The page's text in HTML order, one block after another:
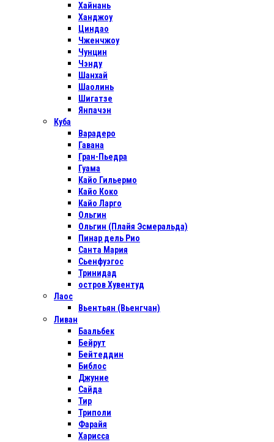
Хайнань
Ханджоу
Циндао
Чженчжоу
Чунцин
Чэнду
Шанхай
Шаолинь
Шигатзе
Янпачэн
Куба
Варадеро
Гавана
Гран-Пьедра
Гуама
Кайо Гильермо
Кайо Коко
Кайо Ларго
Ольгин
Ольгин (Плайя Эсмеральда)
Пинар дель Рио
Санта Мария
Сьенфуэгос
Тринидад
остров Хувентуд
Лаос
Вьентьян (Вьенгчан)
Ливан
Баальбек
Бейрут
Бейтеддин
Библос
Джуние
Сайда
Тир
Триполи
Фарайя
Харисса